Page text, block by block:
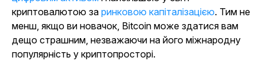
криптовалютою за ринковою капіталізацією. Тим не
менш, якщо ви новачок, Bitcoin може здатися вам
дещо страшним, незважаючи на його міжнародну
популярність у криптопросторі.